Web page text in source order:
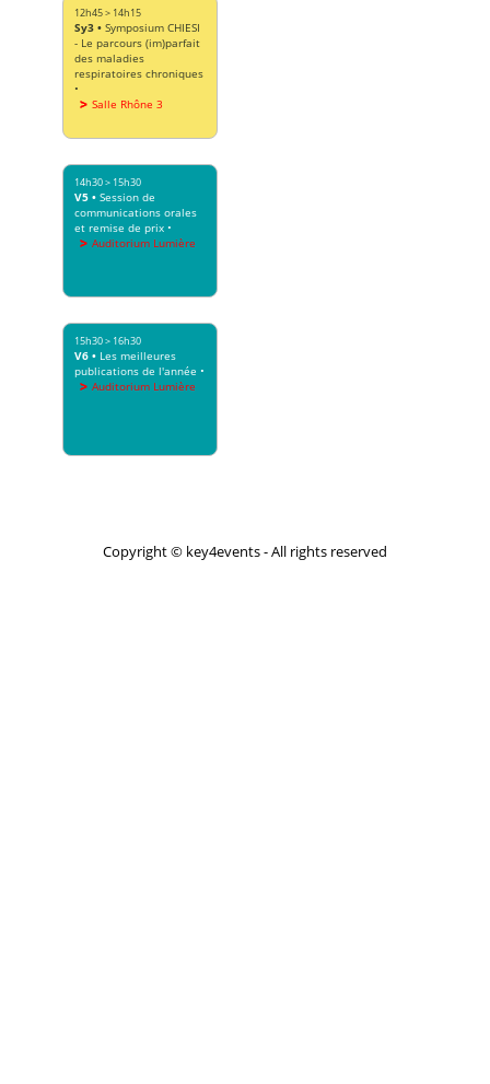
12h45> 14h15
Sy3 • Symposium CHIESI
- Le parcours (im)parfait
des maladies
respiratoires chroniques
•
Salle Rhône 3
14h30> 15h30
V5 • Session de
communications orales
et remise de prix •
Auditorium Lumière
15h30> 16h30
V6 • Les meilleures
publications de l'année •
Auditorium Lumière
Copyright © key4events - All rights reserved